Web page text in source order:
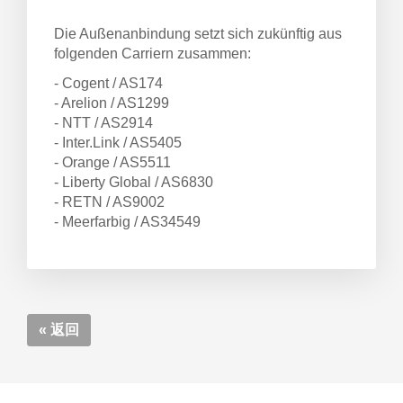
Die Außenanbindung setzt sich zukünftig aus
folgenden Carriern zusammen:
- Cogent / AS174
- Arelion / AS1299
- NTT / AS2914
- Inter.Link / AS5405
- Orange / AS5511
- Liberty Global / AS6830
- RETN / AS9002
- Meerfarbig / AS34549
« 返回